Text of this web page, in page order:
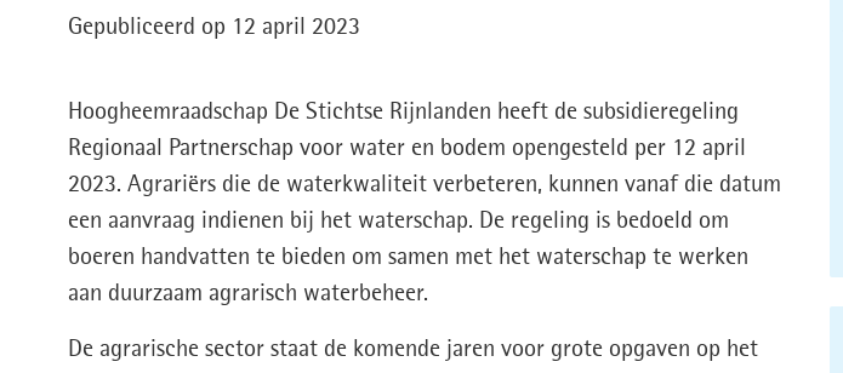
Gepubliceerd op 12 april 2023
Hoogheemraadschap De Stichtse Rijnlanden heeft de subsidieregeling
Regionaal Partnerschap voor water en bodem opengesteld per 12 april
2023. Agrariërs die de waterkwaliteit verbeteren, kunnen vanaf die datum
een aanvraag indienen bij het waterschap. De regeling is bedoeld om
boeren handvatten te bieden om samen met het waterschap te werken
aan duurzaam agrarisch waterbeheer.
De agrarische sector staat de komende jaren voor grote opgaven op het